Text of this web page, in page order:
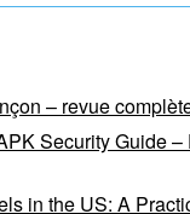
– revue
Security Guide –
in the US: A